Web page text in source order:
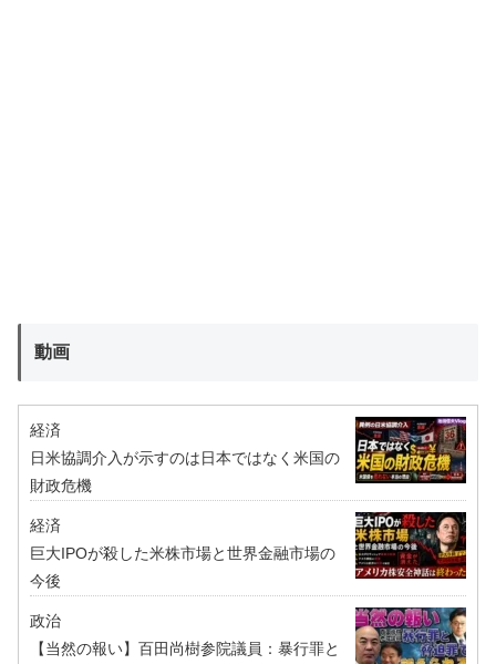
動画
経済
日米協調介入が示すのは日本ではなく米国の
財政危機
経済
巨大IPOが殺した米株市場と世界金融市場の
今後
政治
【当然の報い】百田尚樹参院議員：暴行罪と